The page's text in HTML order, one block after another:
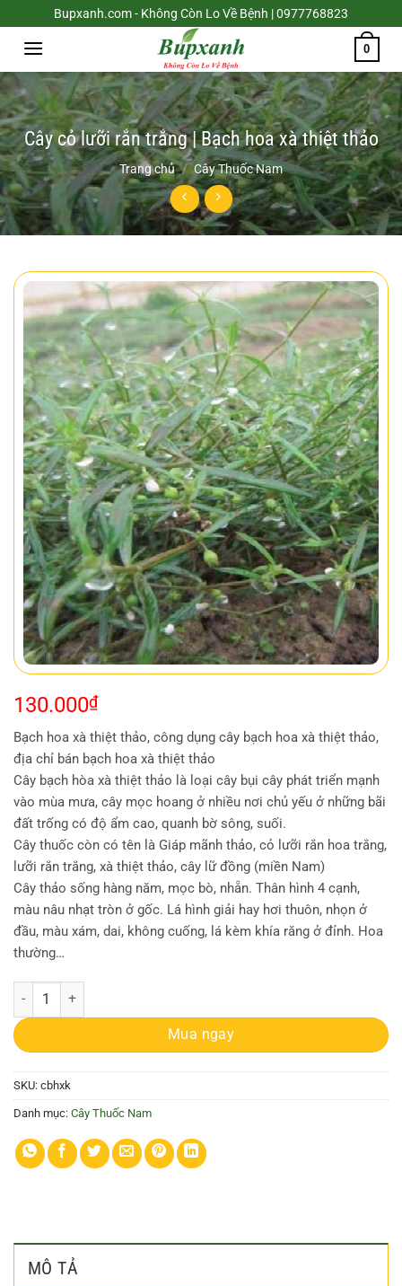
đến
dung
Bupxanh.com - Không Còn Lo Về Bệnh | 0977768823
0
Cây cỏ lưỡi rắn trắng | Bạch hoa xà thiệt thảo
Trang chủ / Cây Thuốc Nam
130.000₫
Bạch hoa xà thiệt thảo, công dụng cây bạch hoa xà thiệt thảo,
địa chỉ bán bạch hoa xà thiệt thảo
Cây bạch hòa xà thiệt thảo là loại cây bụi cây phát triển mạnh
vào mùa mưa, cây mọc hoang ở nhiều nơi chủ yếu ở những bãi
đất trống có độ ẩm cao, quanh bờ sông, suối.
Cây thuốc còn có tên là Giáp mãnh thảo, cỏ lưỡi rắn hoa trắng,
lưỡi rắn trắng, xà thiệt thảo, cây lữ đồng (miền Nam)
Cây thảo sống hàng năm, mọc bò, nhẵn. Thân hình 4 cạnh,
màu nâu nhạt tròn ở gốc. Lá hình giải hay hơi thuôn, nhọn ở
đầu, màu xám, dai, không cuống, lá kèm khía răng ở đỉnh. Hoa
thường…
Cây cỏ lưỡi rắn trắng | Bạch hoa xà thiệt thảo số lượng
Mua ngay
SKU: cbhxk
Danh mục: Cây Thuốc Nam
MÔ TẢ